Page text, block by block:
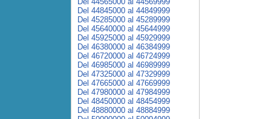
Del 44845000 al 44849999
Del 45285000 al 45289999
Del 45640000 al 45644999
Del 45925000 al 45929999
Del 46380000 al 46384999
Del 46720000 al 46724999
Del 46985000 al 46989999
Del 47325000 al 47329999
Del 47665000 al 47669999
Del 47980000 al 47984999
Del 48450000 al 48454999
Del 48880000 al 48884999